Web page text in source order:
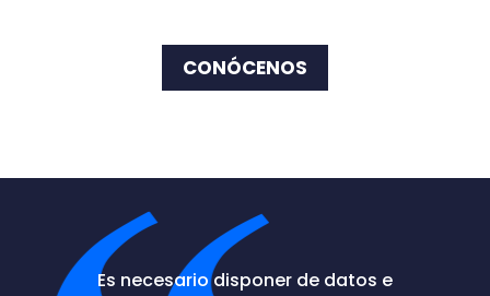
CONÓCENOS
Es necesario disponer de datos e